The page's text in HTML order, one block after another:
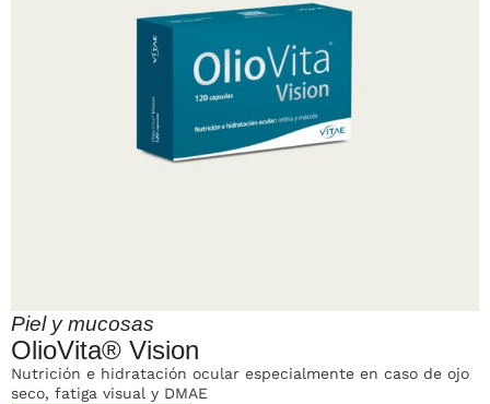
Piel y mucosas
OlioVita® Vision
Nutrición e hidratación ocular especialmente en caso de ojo
seco, fatiga visual y DMAE